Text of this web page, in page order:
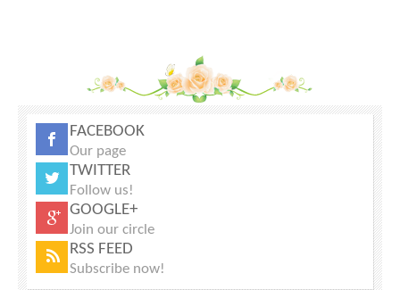
FACEBOOK
Our page
TWITTER
Follow us!
GOOGLE+
Join our circle
RSS FEED
Subscribe now!